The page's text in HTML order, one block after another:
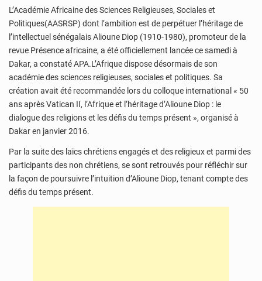
L’Académie Africaine des Sciences Religieuses, Sociales et
Politiques(AASRSP) dont l’ambition est de perpétuer l’héritage de
l’intellectuel sénégalais Alioune Diop (1910-1980), promoteur de la
revue Présence africaine, a été officiellement lancée ce samedi à
Dakar, a constaté APA.L’Afrique dispose désormais de son
académie des sciences religieuses, sociales et politiques. Sa
création avait été recommandée lors du colloque international « 50
ans après Vatican II, l’Afrique et l’héritage d’Alioune Diop : le
dialogue des religions et les défis du temps présent », organisé à
Dakar en janvier 2016.
Par la suite des laïcs chrétiens engagés et des religieux et parmi des
participants des non chrétiens, se sont retrouvés pour réfléchir sur
la façon de poursuivre l’intuition d’Alioune Diop, tenant compte des
défis du temps présent.